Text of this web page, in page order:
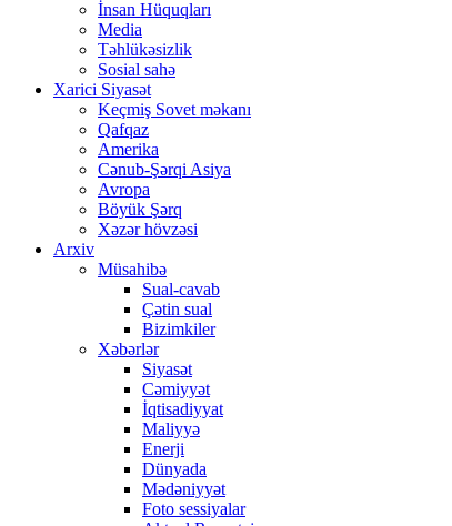
İnsan Hüquqları
Media
Təhlükəsizlik
Sosial sahə
Xarici Siyasət
Keçmiş Sovet məkanı
Qafqaz
Amerika
Cənub-Şərqi Asiya
Avropa
Böyük Şərq
Xəzər hövzəsi
Arxiv
Müsahibə
Sual-cavab
Çətin sual
Bizimkiler
Xəbərlər
Siyasət
Cəmiyyət
İqtisadiyyat
Maliyyə
Enerji
Dünyada
Mədəniyyət
Foto sessiyalar